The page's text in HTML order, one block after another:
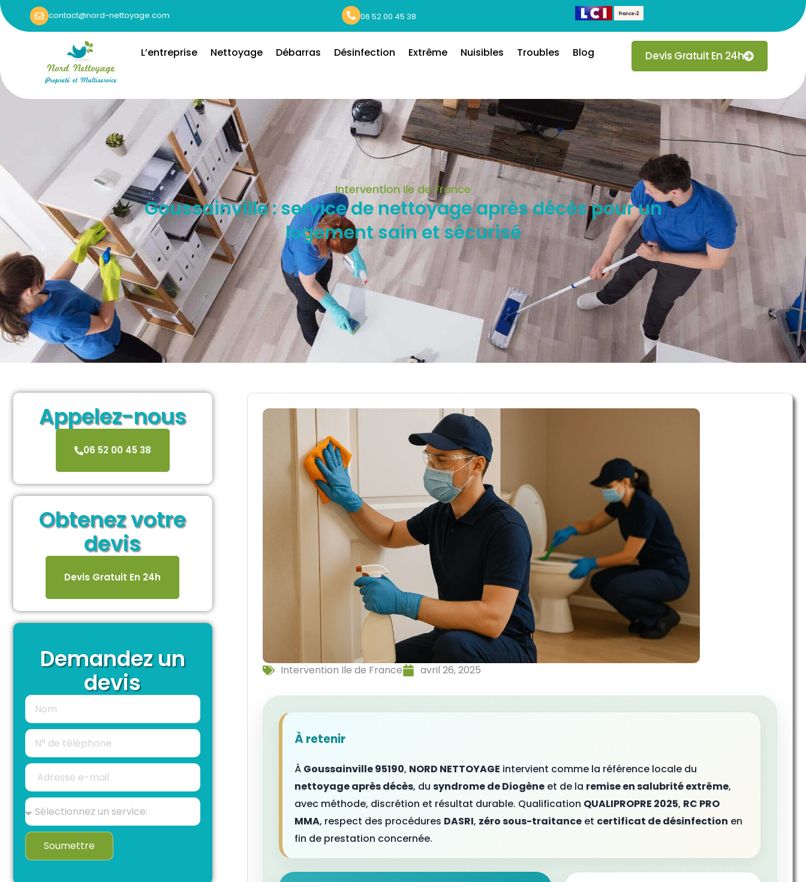
contact@nord-nettoyage.com 06 52 00 45 38
L’entreprise Nettoyage Débarras Désinfection Extrême Nuisibles Troubles Blog Devis Gratuit En 24h
Intervention Ile de France
Goussainville : service de nettoyage après décès pour un
logement sain et sécurisé
Appelez-nous
06 52 00 45 38
Obtenez votre
devis
Devis Gratuit En 24h
Demandez un
devis
Soumettre
Intervention Ile de France avril 26, 2025
À retenir
À Goussainville 95190, NORD NETTOYAGE intervient comme la référence locale du
nettoyage après décès, du syndrome de Diogène et de la remise en salubrité extrême,
avec méthode, discrétion et résultat durable. Qualification QUALIPROPRE 2025, RC PRO
MMA, respect des procédures DASRI, zéro sous-traitance et certificat de désinfection en
fin de prestation concernée.